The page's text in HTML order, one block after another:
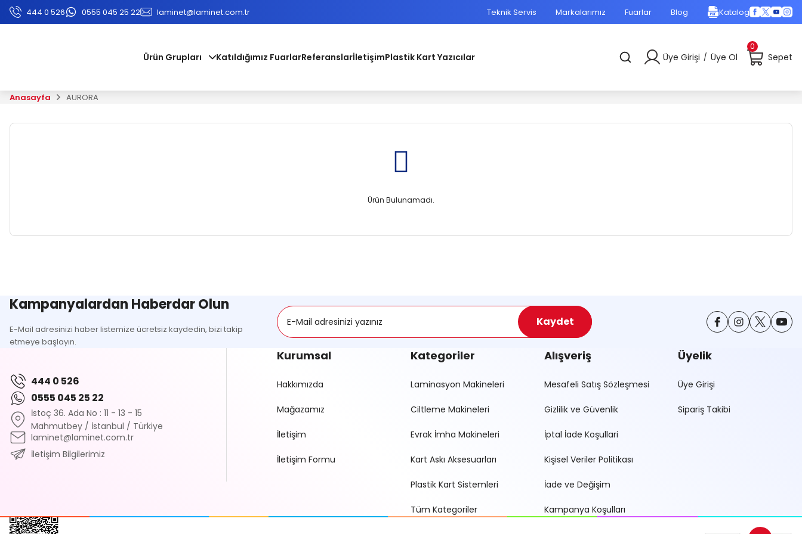
444 0 526 0555 045 25 22 laminet@laminet.com.tr Teknik Servis Markalarımız Fuarlar Blog Katalog
Ürün Grupları Katıldığımız FuarlarReferanslarİletişimPlastik Kart Yazıcılar Üye Girişi / Üye Ol Sepet
0
Anasayfa AURORA
Ürün Bulunamadı.
Kampanyalardan Haberdar Olun
E-Mail adresinizi haber listemize ücretsiz kaydedin, bizi takip
etmeye başlayın.
Kaydet
444 0 526
0555 045 25 22
İstoç 36. Ada No : 11 - 13 - 15
Mahmutbey / İstanbul / Türkiye
laminet@laminet.com.tr
İletişim Bilgilerimiz
Kurumsal
Hakkımızda
Mağazamız
İletişim
İletişim Formu
Kategoriler
Laminasyon Makineleri
Ciltleme Makineleri
Evrak İmha Makineleri
Kart Askı Aksesuarları
Plastik Kart Sistemleri
Tüm Kategoriler
Alışveriş
Mesafeli Satış Sözleşmesi
Gizlilik ve Güvenlik
İptal İade Koşullari
Kişisel Veriler Politikası
İade ve Değişim
Kampanya Koşulları
Üyelik
Üye Girişi
Sipariş Takibi